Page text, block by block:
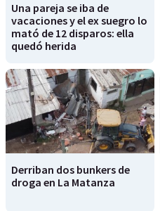
Una pareja se iba de
vacaciones y el ex suegro lo
mató de 12 disparos: ella
quedó herida
Derriban dos bunkers de
droga en La Matanza